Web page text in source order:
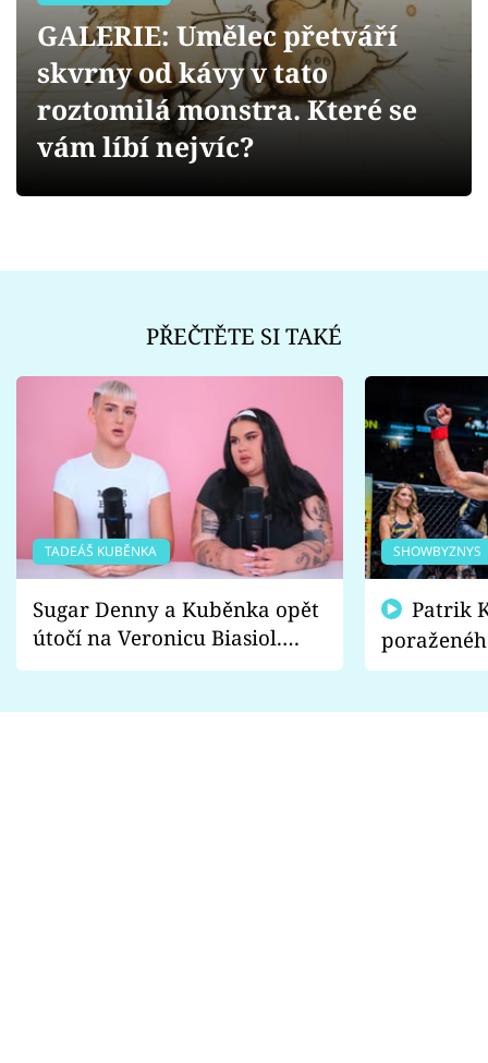
Videa
Sledujte prima+
GALERIE: Umělec přetváří
skvrny od kávy v tato
roztomilá monstra. Které se
vám líbí nejvíc?
PŘEČTĚTE SI TAKÉ
TADEÁŠ KUBĚNKA
Sugar Denny a Kuběnka opět
útočí na Veronicu Biasiol.
Proč je podle nich falešná a
SHOWBYZNYS
fanoušci